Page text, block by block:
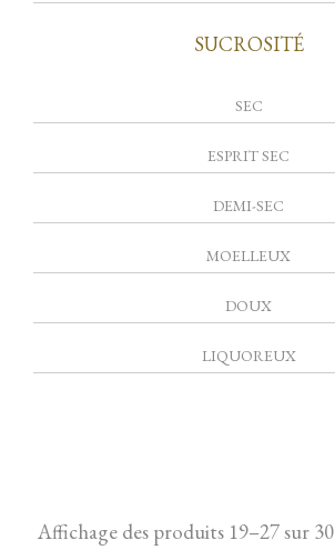
SUCROSITÉ
SEC
ESPRIT SEC
DEMI-SEC
MOELLEUX
DOUX
LIQUOREUX
Affichage des produits 19–27 sur 30